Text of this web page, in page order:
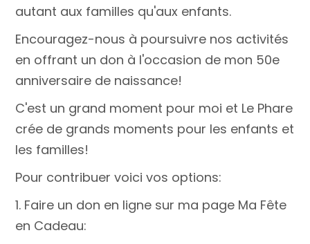
autant aux familles qu'aux enfants.
Encouragez-nous à poursuivre nos activités
en offrant un don à l'occasion de mon 50e
anniversaire de naissance!
C'est un grand moment pour moi et Le Phare
crée de grands moments pour les enfants et
les familles!
Pour contribuer voici vos options:
1. Faire un don en ligne sur ma page Ma Fête
en Cadeau: